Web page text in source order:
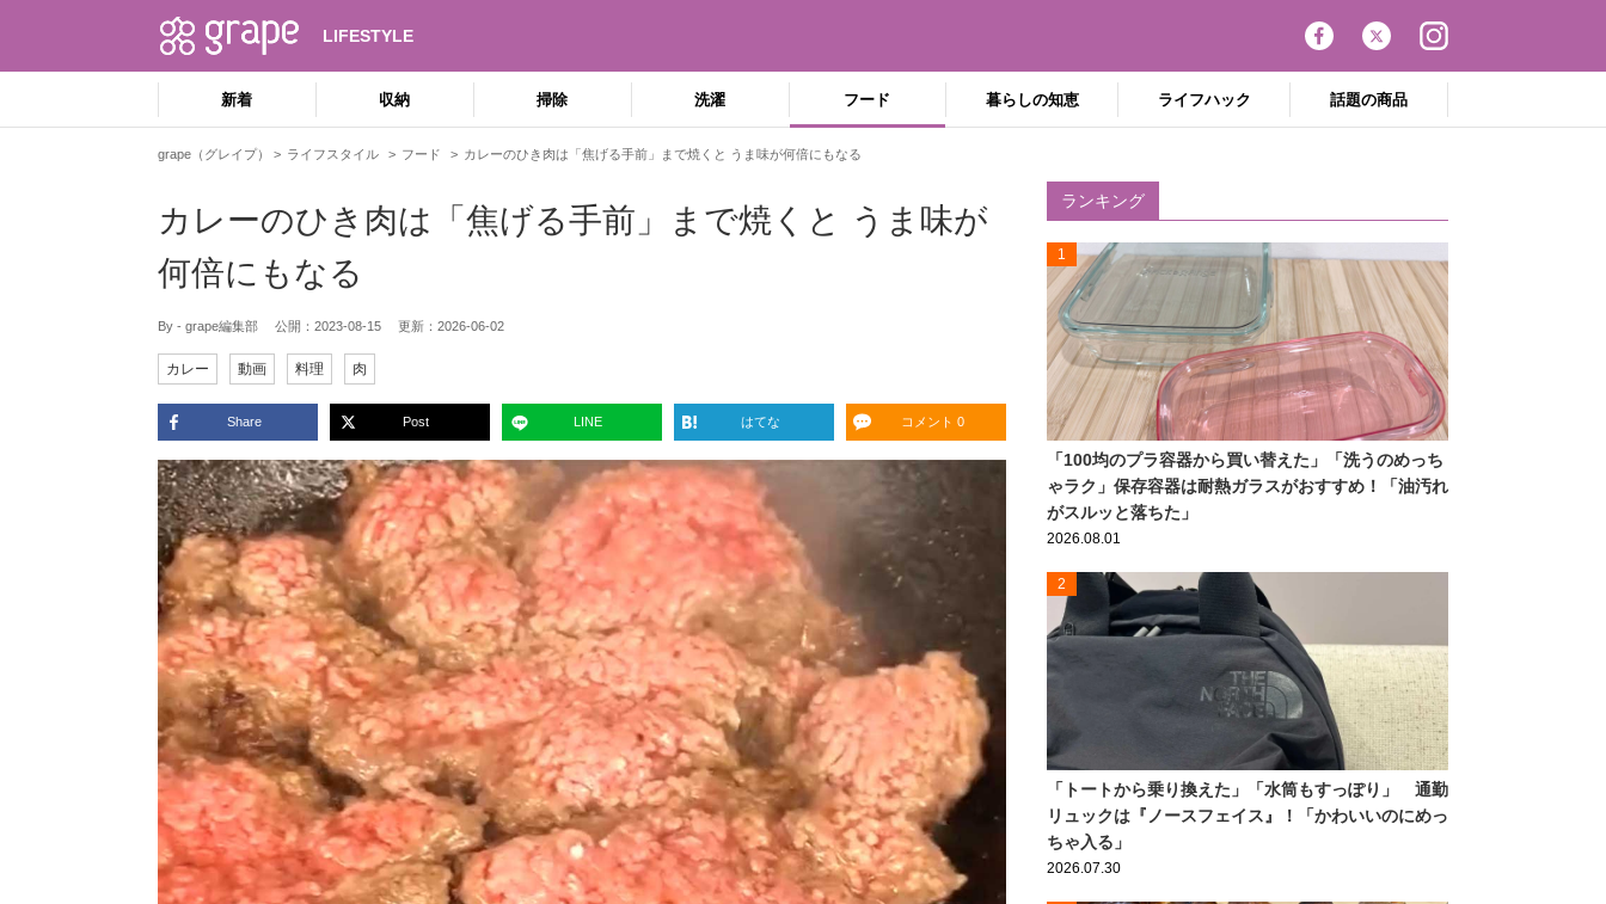
LIFESTYLE
新着 収納 掃除 洗濯 フード 暮らしの知恵 ライフハック 話題の商品
grape（グレイプ） ライフスタイル フード カレーのひき肉は「焦げる手前」まで焼くと うま味が何倍にもなる
カレーのひき肉は「焦げる手前」まで焼くと うま味が
何倍にもなる
By - grape編集部 公開： 2023-08-15 更新： 2026-06-02
カレー 動画 料理 肉
Share Post LINE はてな コメント 0
ランキング
1
「100均のプラ容器から買い替えた」「洗うのめっち
ゃラク」保存容器は耐熱ガラスがおすすめ！「油汚れ
がスルッと落ちた」
2026.08.01
2
「トートから乗り換えた」「水筒もすっぽり」 通勤
リュックは『ノースフェイス』！「かわいいのにめっ
ちゃ入る」
2026.07.30